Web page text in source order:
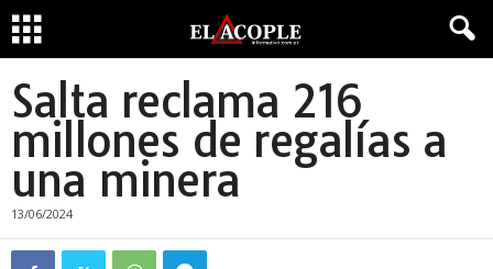
Salta reclama 216
millones de regalías a
una minera
13/06/2024